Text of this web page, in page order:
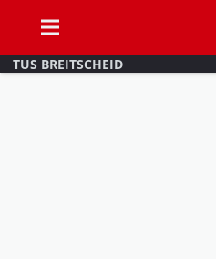
TUS BREITSCHEID